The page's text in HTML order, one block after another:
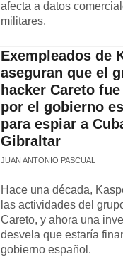
afecta a datos
militares.
Exempleados de
aseguran que el
hacker Careto
por el gobierno
para espiar a
Gibraltar
JUAN ANTONIO PASCUAL
Hace una década,
las actividades del
Careto, y ahora una
desvela que estaría
gobierno español.